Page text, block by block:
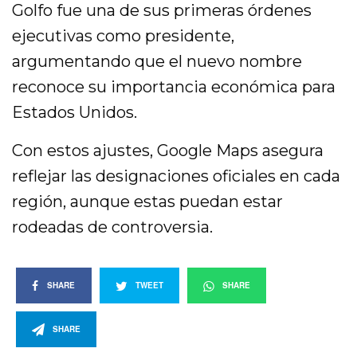
Golfo fue una de sus primeras órdenes
ejecutivas como presidente,
argumentando que el nuevo nombre
reconoce su importancia económica para
Estados Unidos.
Con estos ajustes, Google Maps asegura
reflejar las designaciones oficiales en cada
región, aunque estas puedan estar
rodeadas de controversia.
SHARE TWEET SHARE
SHARE